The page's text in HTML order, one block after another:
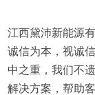
江西黛沛新能源
诚信为本，视诚
中之重，我们不
解决方案，帮助